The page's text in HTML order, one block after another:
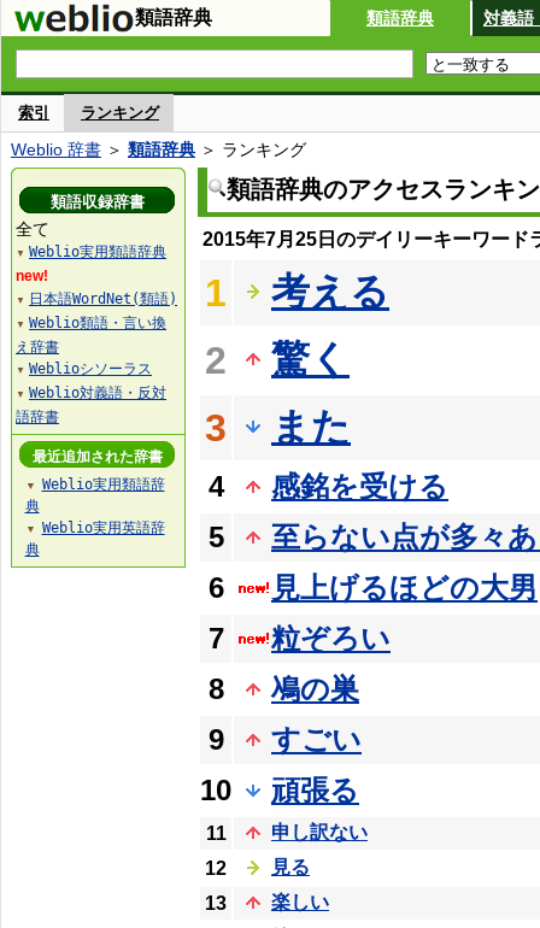
類語辞典 類語辞典 対義語
索引 ランキング
Weblio 辞書 ＞ 類語辞典 ＞ ランキング
類語辞典のアクセスランキ
2015年7月25日のデイリーキーワード
1
考える
2
驚く
3
また
4
感銘を受ける
5
至らない点が多々
6
見上げるほどの大男
7
粒ぞろい
8
鳰の巣
9
すごい
10
頑張る
11
申し訳ない
12
見る
13
楽しい
類語収録辞書
全て
▼ Weblio実用類語辞典
new!
▼ 日本語WordNet(類語)
▼ Weblio類語・言い換
え辞書
▼ Weblioシソーラス
▼ Weblio対義語・反対
語辞書
最近追加された辞書
▼
Weblio実用類語辞
典
▼
Weblio実用英語辞
典